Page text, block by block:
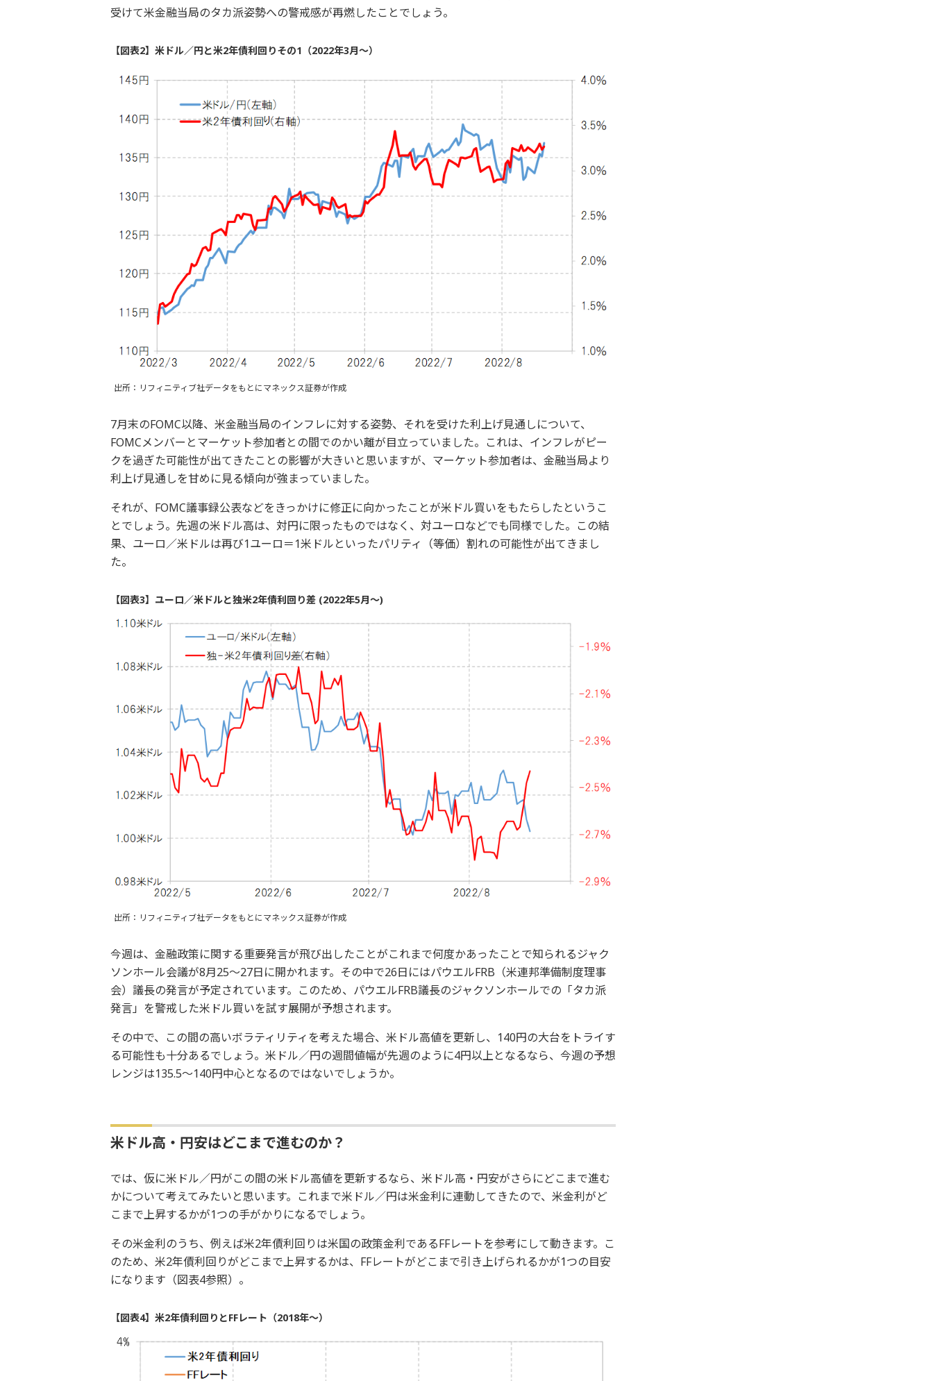
受けて米金融当局のタカ派姿勢への警戒感が再燃したことでしょう。
【図表2】米ドル／円と米2年債利回りその1（2022年3月～）
出所：リフィニティブ社データをもとにマネックス証券が作成
7月末のFOMC以降、米金融当局のインフレに対する姿勢、それを受けた利上げ見通しについて、
FOMCメンバーとマーケット参加者との間でのかい離が目立っていました。これは、インフレがピー
クを過ぎた可能性が出てきたことの影響が大きいと思いますが、マーケット参加者は、金融当局より
利上げ見通しを甘めに見る傾向が強まっていました。
それが、FOMC議事録公表などをきっかけに修正に向かったことが米ドル買いをもたらしたというこ
とでしょう。先週の米ドル高は、対円に限ったものではなく、対ユーロなどでも同様でした。この結
果、ユーロ／米ドルは再び1ユーロ＝1米ドルといったパリティ（等価）割れの可能性が出てきまし
た。
【図表3】ユーロ／米ドルと独米2年債利回り差 (2022年5月～)
出所：リフィニティブ社データをもとにマネックス証券が作成
今週は、金融政策に関する重要発言が飛び出したことがこれまで何度かあったことで知られるジャク
ソンホール会議が8月25～27日に開かれます。その中で26日にはパウエルFRB（米連邦準備制度理事
会）議長の発言が予定されています。このため、パウエルFRB議長のジャクソンホールでの「タカ派
発言」を警戒した米ドル買いを試す展開が予想されます。
その中で、この間の高いボラティリティを考えた場合、米ドル高値を更新し、140円の大台をトライす
る可能性も十分あるでしょう。米ドル／円の週間値幅が先週のように4円以上となるなら、今週の予想
レンジは135.5～140円中心となるのではないでしょうか。
米ドル高・円安はどこまで進むのか？
では、仮に米ドル／円がこの間の米ドル高値を更新するなら、米ドル高・円安がさらにどこまで進む
かについて考えてみたいと思います。これまで米ドル／円は米金利に連動してきたので、米金利がど
こまで上昇するかが1つの手がかりになるでしょう。
その米金利のうち、例えば米2年債利回りは米国の政策金利であるFFレートを参考にして動きます。こ
のため、米2年債利回りがどこまで上昇するかは、FFレートがどこまで引き上げられるかが1つの目安
になります（図表4参照）。
【図表4】米2年債利回りとFFレート（2018年～）